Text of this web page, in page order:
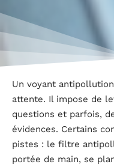
Un voyant
attente. Il impose de
questions et parfois,
évidences. Certains
pistes : le filtre
portée de main, se